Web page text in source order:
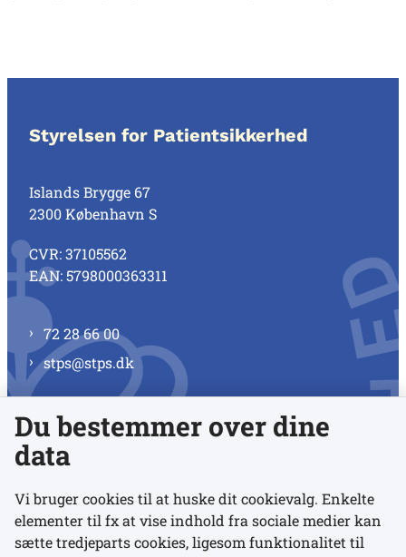
Styrelsen for Patientsikkerhed
Islands Brygge 67
2300 København S
CVR: 37105562
EAN: 5798000363311
72 28 66 00
stps@stps.dk
Se alle kontaktnumre
Links
Du bestemmer over dine
data
Vi bruger cookies til at huske dit cookievalg. Enkelte
elementer til fx at vise indhold fra sociale medier kan
sætte tredjeparts cookies, ligesom funktionalitet til